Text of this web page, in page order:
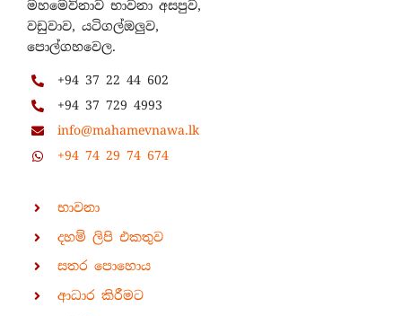
මහමෙව්නාව භාවනා අසපුව,
වඩුවාව, යටිගල්ඔලුව,
පොල්ගහවෙල.
+94 37 22 44 602
+94 37 729 4993
info@mahamevnawa.lk
+94 74 29 74 674
භාවනා
දහම් ලිපි එකතුව
සතර පොහොය
ආධාර කිරීමට